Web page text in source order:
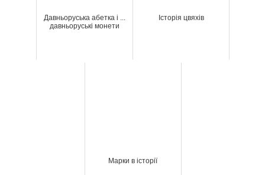
Давньоруська абетка і ...
давньоруські монети
Історія цвяхів
Марки в історії